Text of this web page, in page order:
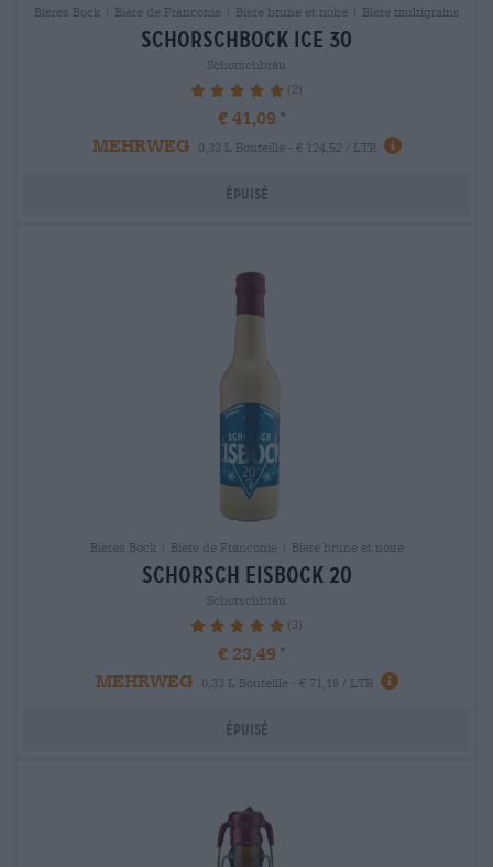
Bières Bock | Bière de Franconie | Bière brune et noire | Bière multigrains
schorschbock ice 30
Schorschbräu
100% (2)
€ 41,09
MEHRWEG
0,33 L Bouteille - € 124,52 / LTR
Épuisé
Bières Bock | Bière de Franconie | Bière brune et noire
schorsch eisbock 20
Schorschbräu
100% (3)
€ 23,49
MEHRWEG
0,33 L Bouteille - € 71,18 / LTR
Épuisé